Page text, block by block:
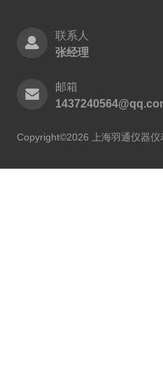
联系人
张经理
邮箱
Copyright©2026 上海羽通仪器